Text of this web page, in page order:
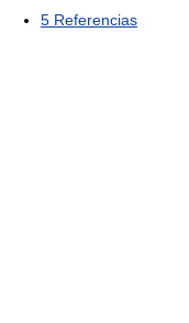
5 Referencias